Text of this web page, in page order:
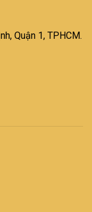
Quận 1, TPHCM.